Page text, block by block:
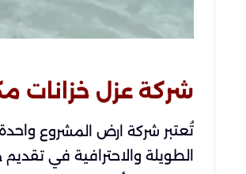
شركة عزل خزانات
تُعتبر شركة ارض المشروع
الطويلة والاحترافية في تقديم